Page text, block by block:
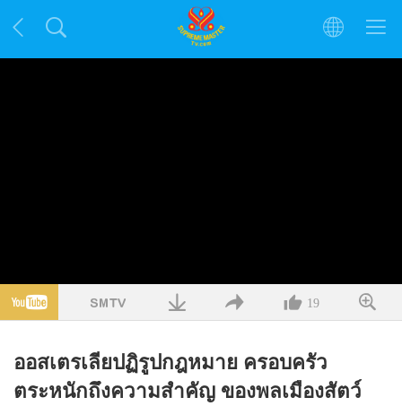
19
ออสเตรเลียปฏิรูปกฎหมาย ครอบครัว
ตระหนักถึงความสำคัญ ของพลเมืองสัตว์